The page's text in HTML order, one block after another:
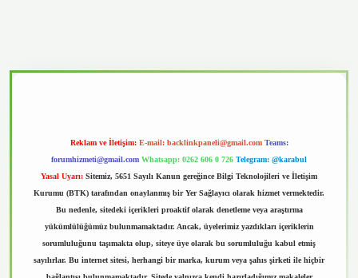
Reklam ve İletişim: E-mail: backlinkpaneli@gmail.com Teams:
forumhizmeti@gmail.com Whatsapp: 0262 606 0 726 Telegram: @karabul
Yasal Uyarı: Sitemiz, 5651 Sayılı Kanun gereğince Bilgi Teknolojileri ve İletişim
Kurumu (BTK) tarafından onaylanmış bir Yer Sağlayıcı olarak hizmet vermektedir.
Bu nedenle, sitedeki içerikleri proaktif olarak denetleme veya araştırma
yükümlülüğümüz bulunmamaktadır. Ancak, üyelerimiz yazdıkları içeriklerin
sorumluluğunu taşımakta olup, siteye üye olarak bu sorumluluğu kabul etmiş
sayılırlar. Bu internet sitesi, herhangi bir marka, kurum veya şahıs şirketi ile hiçbir